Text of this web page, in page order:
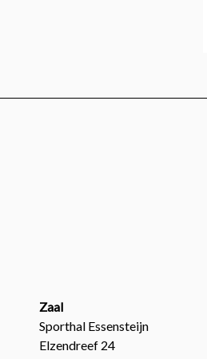
Zaal
Sporthal Essensteijn
Elzendreef 24